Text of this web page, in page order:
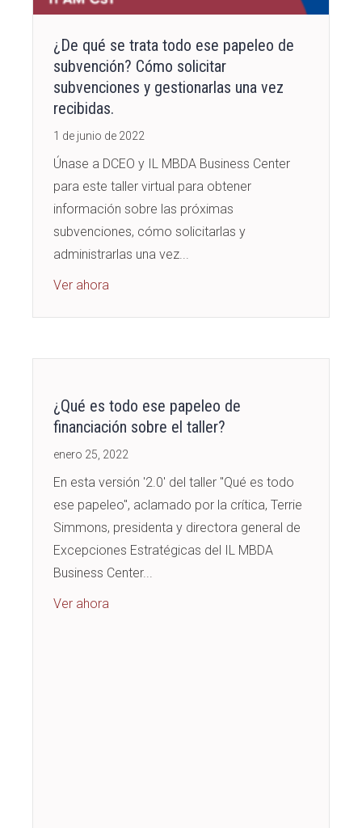
¿De qué se trata todo ese papeleo de
subvención? Cómo solicitar
subvenciones y gestionarlas una vez
recibidas.
1 de junio de 2022
Únase a DCEO y IL MBDA Business Center
para este taller virtual para obtener
información sobre las próximas
subvenciones, cómo solicitarlas y
administrarlas una vez...
Ver ahora
¿Qué es todo ese papeleo de
financiación sobre el taller?
enero 25, 2022
En esta versión '2.0' del taller "Qué es todo
ese papeleo", aclamado por la crítica, Terrie
Simmons, presidenta y directora general de
Excepciones Estratégicas del IL MBDA
Business Center...
Ver ahora